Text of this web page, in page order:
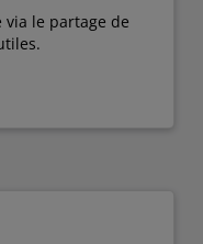
le partage de